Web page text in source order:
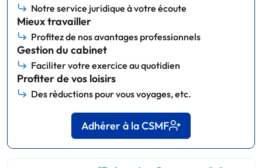
Notre service juridique à votre écoute
Mieux travailler
Profitez de nos avantages professionnels
Gestion du cabinet
Faciliter votre exercice au quotidien
Profiter de vos loisirs
Des réductions pour vous voyages, etc.
Adhérer à la CSMF